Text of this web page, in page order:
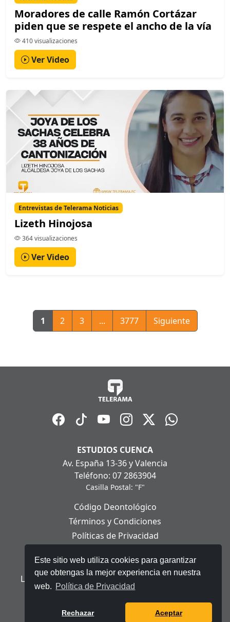
Este sitio web utiliza cookies para garantizar
que obtengas la mejor experiencia en nuestra
web. Política de Privacidad
Rechazar Aceptar
Moradores de calle Ramón Cortázar
piden que se respete el ancho de la vía
410 visualizaciones
Ver Video
Entrevistas de Telerama Noticias
Lizeth Hinojosa
364 visualizaciones
Ver Video
1 2 3 ... 3777 Siguiente
ESTUDIOS CUENCA
Av. España 13-36 y Valencia
Teléfono: 07 2863904
Casilla Postal: "F"
Código Deontológico
Términos y Condiciones
Políticas de Privacidad
Aviso Legal
Ley Orgánica de Protección de Datos Personales
© 2025 Telerama - Todos los derechos reservados.